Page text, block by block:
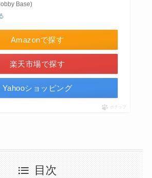
Base)
Amazonで探す
楽天市場で探す
Yahooショッピング
ポチップ
目次